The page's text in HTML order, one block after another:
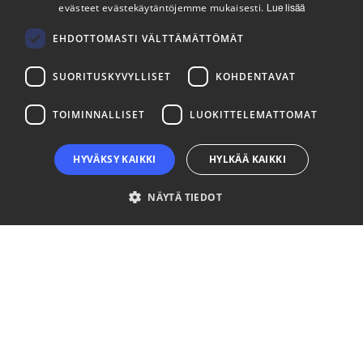
Tilaa uutiskirjeemme
Seuraa meitä
LinkedIn Facebook Instagram
evästeet evästekäytäntöjemme mukaisesti. Lue lisää
EHDOTTOMASTI VÄLTTÄMÄTTÖMÄT
SUORITUSKYVYLLISET KOHDENTAVAT
TOIMINNALLISET LUOKITTELEMATTOMAT
HYVÄKSY KAIKKI HYLKÄÄ KAIKKI
NÄYTÄ TIEDOT